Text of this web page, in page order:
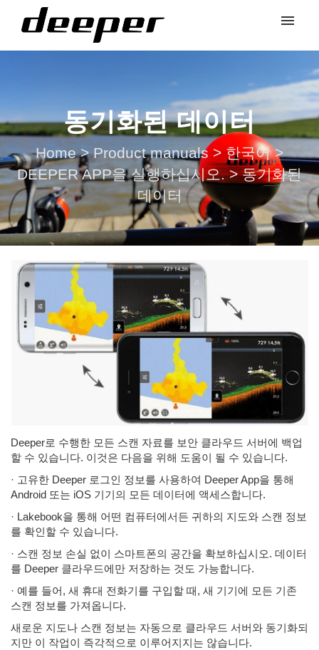
동기화된 데이터
Home > Product manuals > 한국어 >
DEEPER APP을 실행하십시오. > 동기화된
데이터
Deeper로 수행한 모든 스캔 자료를 보안 클라우드 서버에 백업
할 수 있습니다. 이것은 다음을 위해 도움이 될 수 있습니다.
· 고유한 Deeper 로그인 정보를 사용하여 Deeper App을 통해
Android 또는 iOS 기기의 모든 데이터에 액세스합니다.
· Lakebook을 통해 어떤 컴퓨터에서든 귀하의 지도와 스캔 정보
를 확인할 수 있습니다.
· 스캔 정보 손실 없이 스마트폰의 공간을 확보하십시오. 데이터
를 Deeper 클라우드에만 저장하는 것도 가능합니다.
· 예를 들어, 새 휴대 전화기를 구입할 때, 새 기기에 모든 기존
스캔 정보를 가져옵니다.
새로운 지도나 스캔 정보는 자동으로 클라우드 서버와 동기화되
지만 이 작업이 즉각적으로 이루어지지는 않습니다.